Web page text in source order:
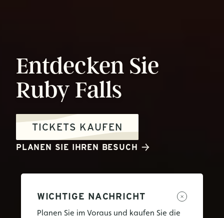
Entdecken Sie
Ruby Falls
TICKETS KAUFEN
PLANEN SIE IHREN BESUCH
WICHTIGE NACHRICHT
Planen Sie im Voraus und kaufen Sie die